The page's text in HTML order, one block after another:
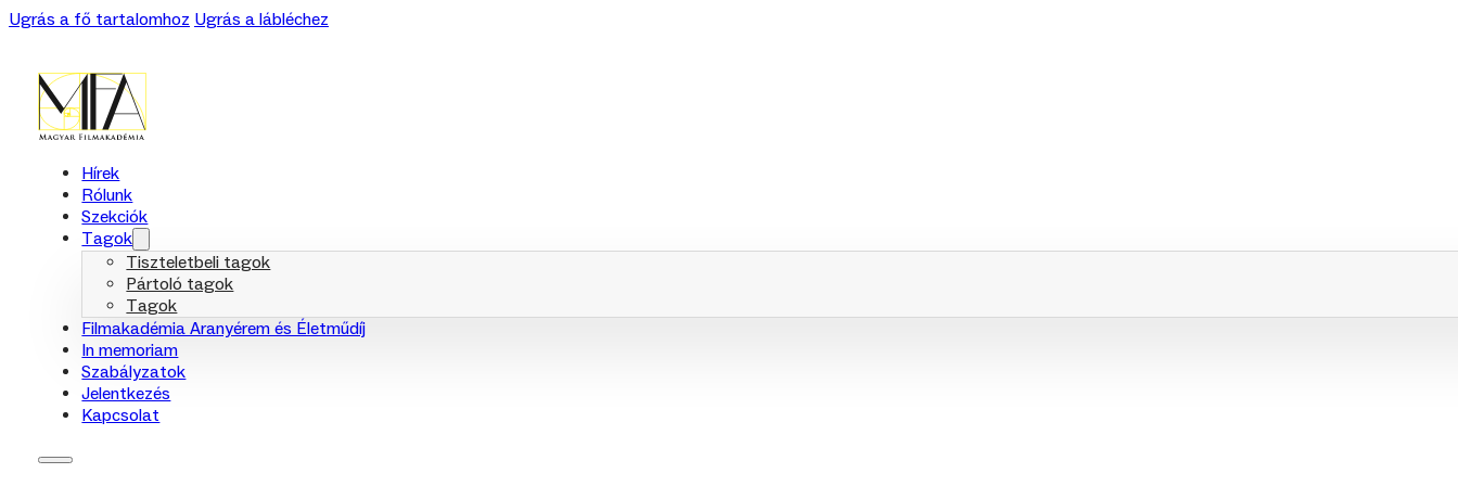
Ugrás a fő tartalomhoz Ugrás a lábléchez
Hírek
Rólunk
Szekciók
Tagok
Tiszteletbeli tagok
Pártoló tagok
Tagok
Filmakadémia Aranyérem és Életműdíj
In memoriam
Szabályzatok
Jelentkezés
Kapcsolat